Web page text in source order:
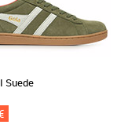
Suede